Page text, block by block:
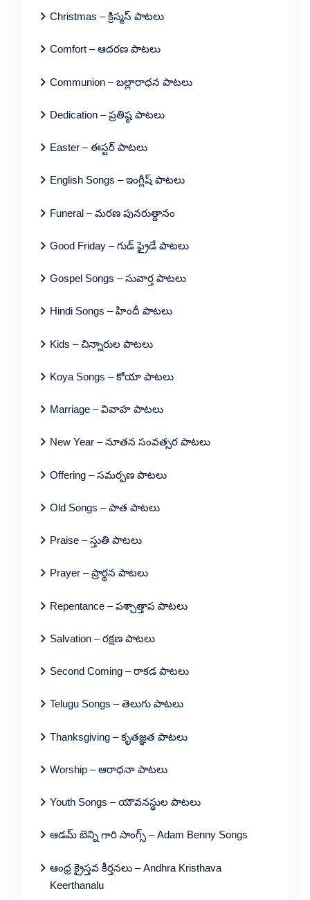
Christmas – క్రిస్మస్ పాటలు
Comfort – ఆదరణ పాటలు
Communion – బల్లారాధన పాటలు
Dedication – ప్రతిష్ఠ పాటలు
Easter – ఈస్టర్ పాటలు
English Songs – ఇంగ్లీష్ పాటలు
Funeral – మరణ పునరుత్దానం
Good Friday – గుడ్ ఫ్రైడే పాటలు
Gospel Songs – సువార్త పాటలు
Hindi Songs – హిందీ పాటలు
Kids – చిన్నారుల పాటలు
Koya Songs – కోయా పాటలు
Marriage – వివాహ పాటలు
New Year – నూతన సంవత్సర పాటలు
Offering – సమర్పణ పాటలు
Old Songs – పాత పాటలు
Praise – స్తుతి పాటలు
Prayer – ప్రార్థన పాటలు
Repentance – పశ్చాత్తాప పాటలు
Salvation – రక్షణ పాటలు
Second Coming – రాకడ పాటలు
Telugu Songs – తెలుగు పాటలు
Thanksgiving – కృతజ్ఞత పాటలు
Worship – ఆరాధనా పాటలు
Youth Songs – యౌవనస్థుల పాటలు
ఆడమ్ బెన్ని గారి సాంగ్స్ – Adam Benny Songs
ఆంధ్ర క్రైస్తవ కీర్తనలు – Andhra Kristhava
Keerthanalu